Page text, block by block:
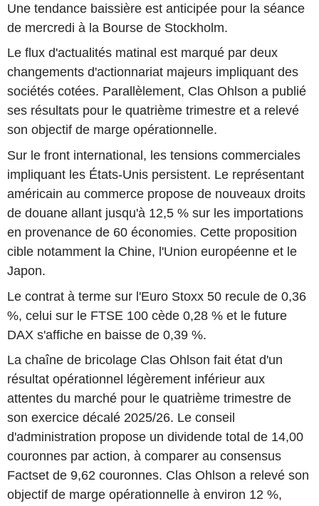
Une tendance baissière est anticipée pour la séance
de mercredi à la Bourse de Stockholm.
Le flux d'actualités matinal est marqué par deux
changements d'actionnariat majeurs impliquant des
sociétés cotées. Parallèlement, Clas Ohlson a publié
ses résultats pour le quatrième trimestre et a relevé
son objectif de marge opérationnelle.
Sur le front international, les tensions commerciales
impliquant les États-Unis persistent. Le représentant
américain au commerce propose de nouveaux droits
de douane allant jusqu'à 12,5 % sur les importations
en provenance de 60 économies. Cette proposition
cible notamment la Chine, l'Union européenne et le
Japon.
Le contrat à terme sur l'Euro Stoxx 50 recule de 0,36
%, celui sur le FTSE 100 cède 0,28 % et le future
DAX s'affiche en baisse de 0,39 %.
La chaîne de bricolage Clas Ohlson fait état d'un
résultat opérationnel légèrement inférieur aux
attentes du marché pour le quatrième trimestre de
son exercice décalé 2025/26. Le conseil
d'administration propose un dividende total de 14,00
couronnes par action, à comparer au consensus
Factset de 9,62 couronnes. Clas Ohlson a relevé son
objectif de marge opérationnelle à environ 12 %,